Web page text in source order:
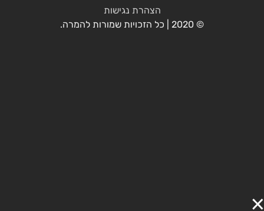
הצהרת נגישות
© 2020 | כל הזכויות שמורות להמרה.